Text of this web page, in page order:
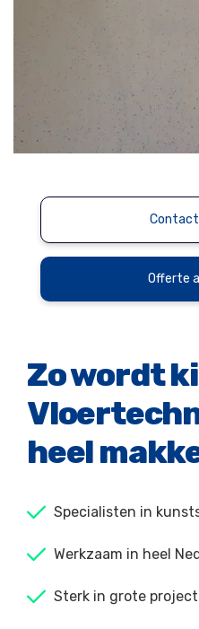
Offerte
Zo wordt
heel
Specialisten in
Werkzaam in heel
Sterk in grote